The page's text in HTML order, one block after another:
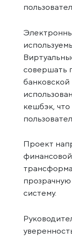
совершать
банковской
кешбэк, что
Проект
систему.